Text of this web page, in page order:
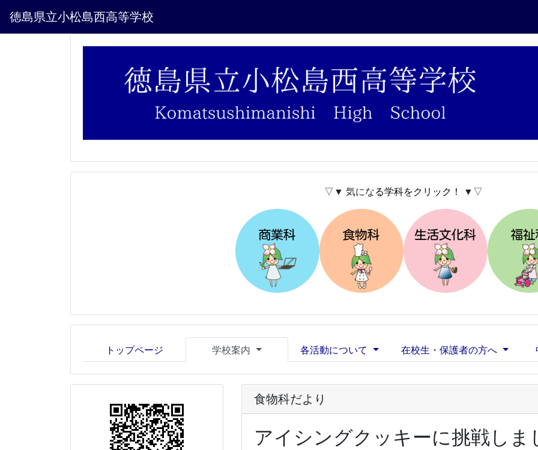
徳島県立小松島西高等学校
▽▼ 気になる学科をクリック！ ▼▽
トップページ 学校案内 各活動について 在校生・保護者の方へ
食物科だより
アイシングクッキーに挑戦しま